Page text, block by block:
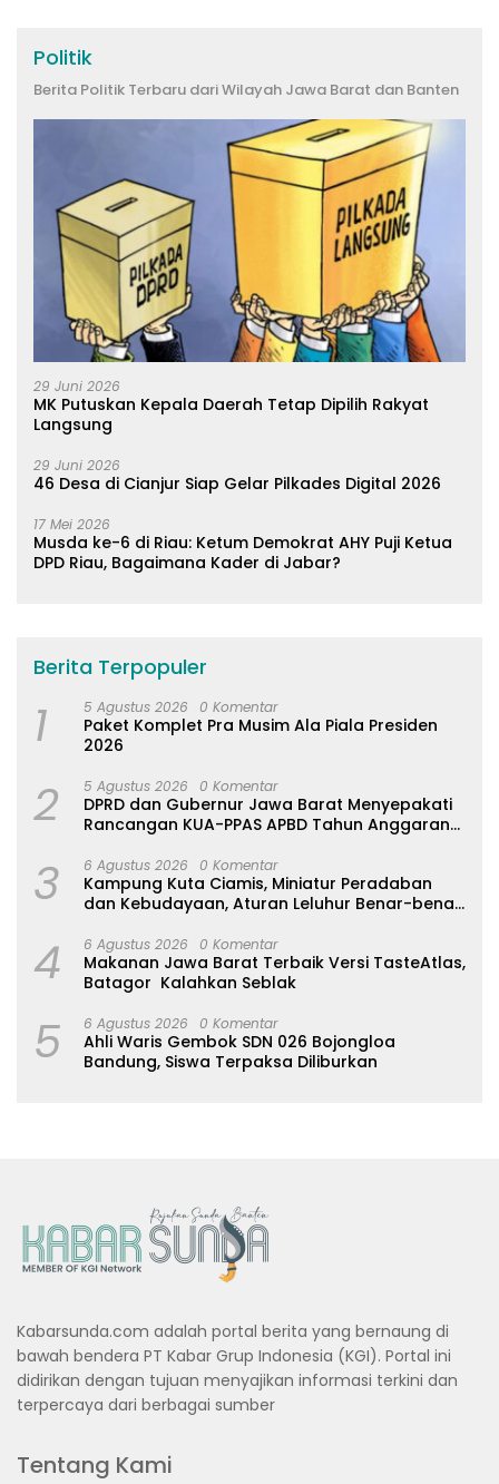
Politik
Berita Politik Terbaru dari Wilayah Jawa Barat dan Banten
29 Juni 2026
MK Putuskan Kepala Daerah Tetap Dipilih Rakyat
Langsung
29 Juni 2026
46 Desa di Cianjur Siap Gelar Pilkades Digital 2026
17 Mei 2026
Musda ke-6 di Riau: Ketum Demokrat AHY Puji Ketua
DPD Riau, Bagaimana Kader di Jabar?
Berita Terpopuler
1 5 Agustus 2026 0 Komentar
Paket Komplet Pra Musim Ala Piala Presiden
2026
2 5 Agustus 2026 0 Komentar
DPRD dan Gubernur Jawa Barat Menyepakati
Rancangan KUA-PPAS APBD Tahun Anggaran
3 6 Agustus 2026 0 Komentar
Kampung Kuta Ciamis, Miniatur Peradaban
dan Kebudayaan, Aturan Leluhur Benar-benar
4 6 Agustus 2026 0 Komentar
Makanan Jawa Barat Terbaik Versi TasteAtlas,
Batagor Kalahkan Seblak
5 6 Agustus 2026 0 Komentar
Ahli Waris Gembok SDN 026 Bojongloa
Bandung, Siswa Terpaksa Diliburkan
Kabarsunda.com adalah portal berita yang bernaung di
bawah bendera PT Kabar Grup Indonesia (KGI). Portal ini
didirikan dengan tujuan menyajikan informasi terkini dan
terpercaya dari berbagai sumber
Tentang Kami